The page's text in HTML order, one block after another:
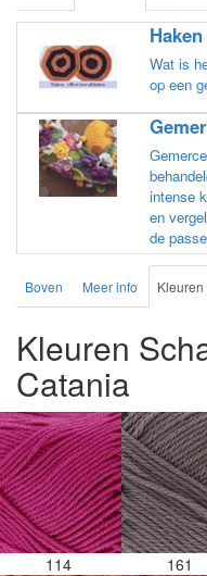
Wat is
op een
intense
en
de
Boven Meer info Kleuren
Kleuren
Catania
114 161